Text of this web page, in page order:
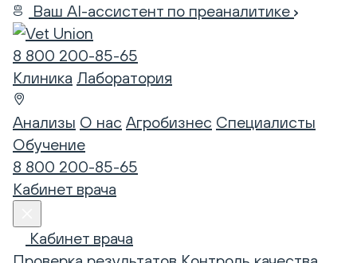
Ваш AI-ассистент по преаналитике
8 800 200-85-65
Клиника Лаборатория
Анализы О нас Агробизнес Специалисты
Обучение
8 800 200-85-65
Кабинет врача
Кабинет врача